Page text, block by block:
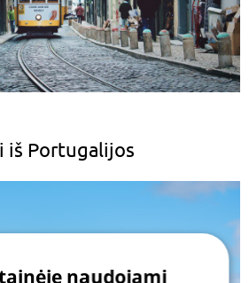
iš Portugalijos
naudojami